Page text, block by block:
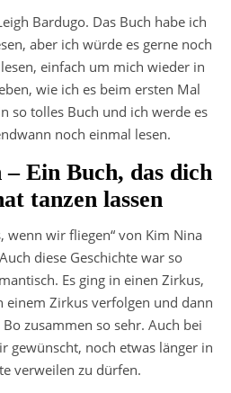
Bardugo. Das Buch habe ich
aber ich würde es gerne noch
einfach um mich wieder in
wie ich es beim ersten Mal
so tolles Buch und ich werde es
noch einmal lesen.
– Ein Buch, das dich
tanzen lassen
wenn wir fliegen“ von Kim Nina
diese Geschichte war so
Es ging in einen Zirkus,
einem Zirkus verfolgen und dann
zusammen so sehr. Auch bei
gewünscht, noch etwas länger in
verweilen zu dürfen.